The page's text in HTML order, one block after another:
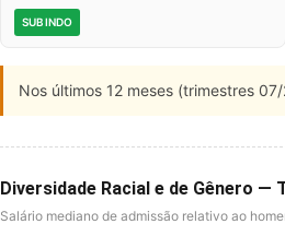
SUBINDO
Nos últimos 12 meses (trimestres
Diversidade Racial e de Gênero —
Salário mediano de admissão relativo ao